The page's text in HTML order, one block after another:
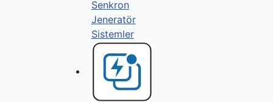
Senkron
Jeneratör
Sistemler